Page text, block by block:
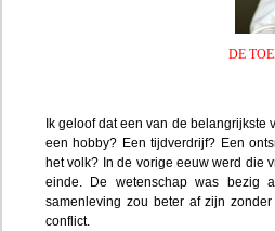
DE
Ik geloof dat een van de belangrijkste
een hobby? Een tijdverdrijf? Een
het volk? In de vorige eeuw werd die
einde. De wetenschap was bezig
samenleving zou beter af zijn
conflict.